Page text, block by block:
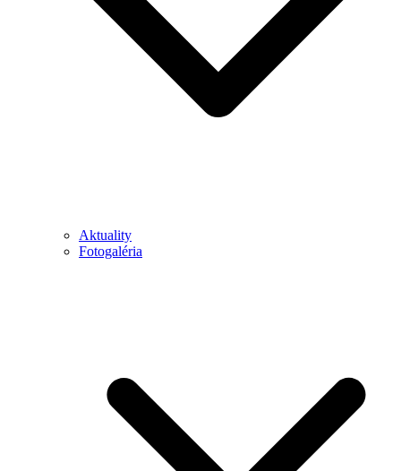
Aktuality
Fotogaléria